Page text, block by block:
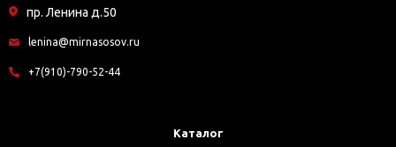
пр. Ленина д.50
lenina@mirnasosov.ru
+7(910)-790-52-44
Каталог